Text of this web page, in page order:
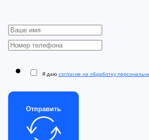
Я даю согласие на обработку
Отправить